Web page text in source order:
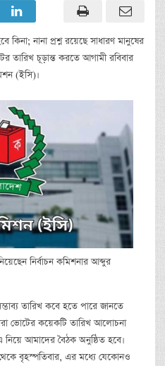
কিনা; নানা প্রশ্ন রয়েছে সাধারণ মানুষের
তারিখ চূড়ান্ত করতে আগামী রবিবার
(ইসি)।
নির্বাচন কমিশনার আব্দুর
তারিখ কবে হতে পারে জানতে
ভোটের কয়েকটি তারিখ আলোচনা
নিয়ে আমাদের বৈঠক অনুষ্ঠিত হবে।
বৃহস্পতিবার, এর মধ্যে যেকোনও